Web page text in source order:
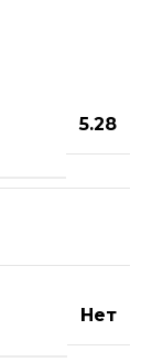
5.28
Нет